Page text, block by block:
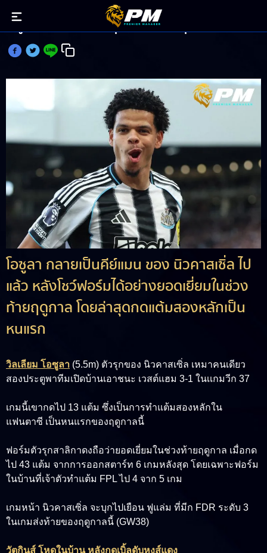
โอซูลา ฟอร์มดีในบ้าน ลุ้นแต้มส่งท้ายบุกเจ้าสัว
โอซูลา กลายเป็นคีย์แมน ของ นิวคาสเซิ่ล ไป
แล้ว หลังโชว์ฟอร์มได้อย่างยอดเยี่ยมในช่วง
ท้ายฤดูกาล โดยล่าสุดกดแต้มสองหลักเป็น
หนแรก
วิลเลียม โอซูลา (5.5m) ตัวรุกของ นิวคาสเซิ่ล เหมาคนเดียว
สองประตูพาทีมเปิดบ้านเอาชนะ เวสต์แฮม 3-1 ในเเกมวีก 37
เกมนี้เขากดไป 13 แต้ม ซึ่งเป็นการทำแต้มสองหลักใน
แฟนตาซี เป็นหนแรกของฤดูกาลนี้
ฟอร์มตัวรุกสาลิกาดงถือว่ายอดเยี่ยมในช่วงท้ายฤดูกาล เมื่อกด
ไป 43 แต้ม จากการออกสตาร์ท 6 เกมหลังสุด โดยเฉพาะฟอร์ม
ในบ้านที่เจ้าตัวทำแต้ม FPL ไป 4 จาก 5 เกม
เกมหน้า นิวคาสเซิ่ล จะบุกไปเยือน ฟูแล่ม ที่มีก FDR ระดับ 3
ในเกมส่งท้ายของฤดูกาลนี้ (GW38)
วัตกินส์ โหดในบ้าน หลังกดเบิ้ลดับหงส์แดง